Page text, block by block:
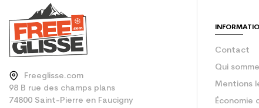
Freeglisse.com
98 B rue des champs plans
74800 Saint-Pierre en Faucigny
Contact
Qui
Mentions
Économie